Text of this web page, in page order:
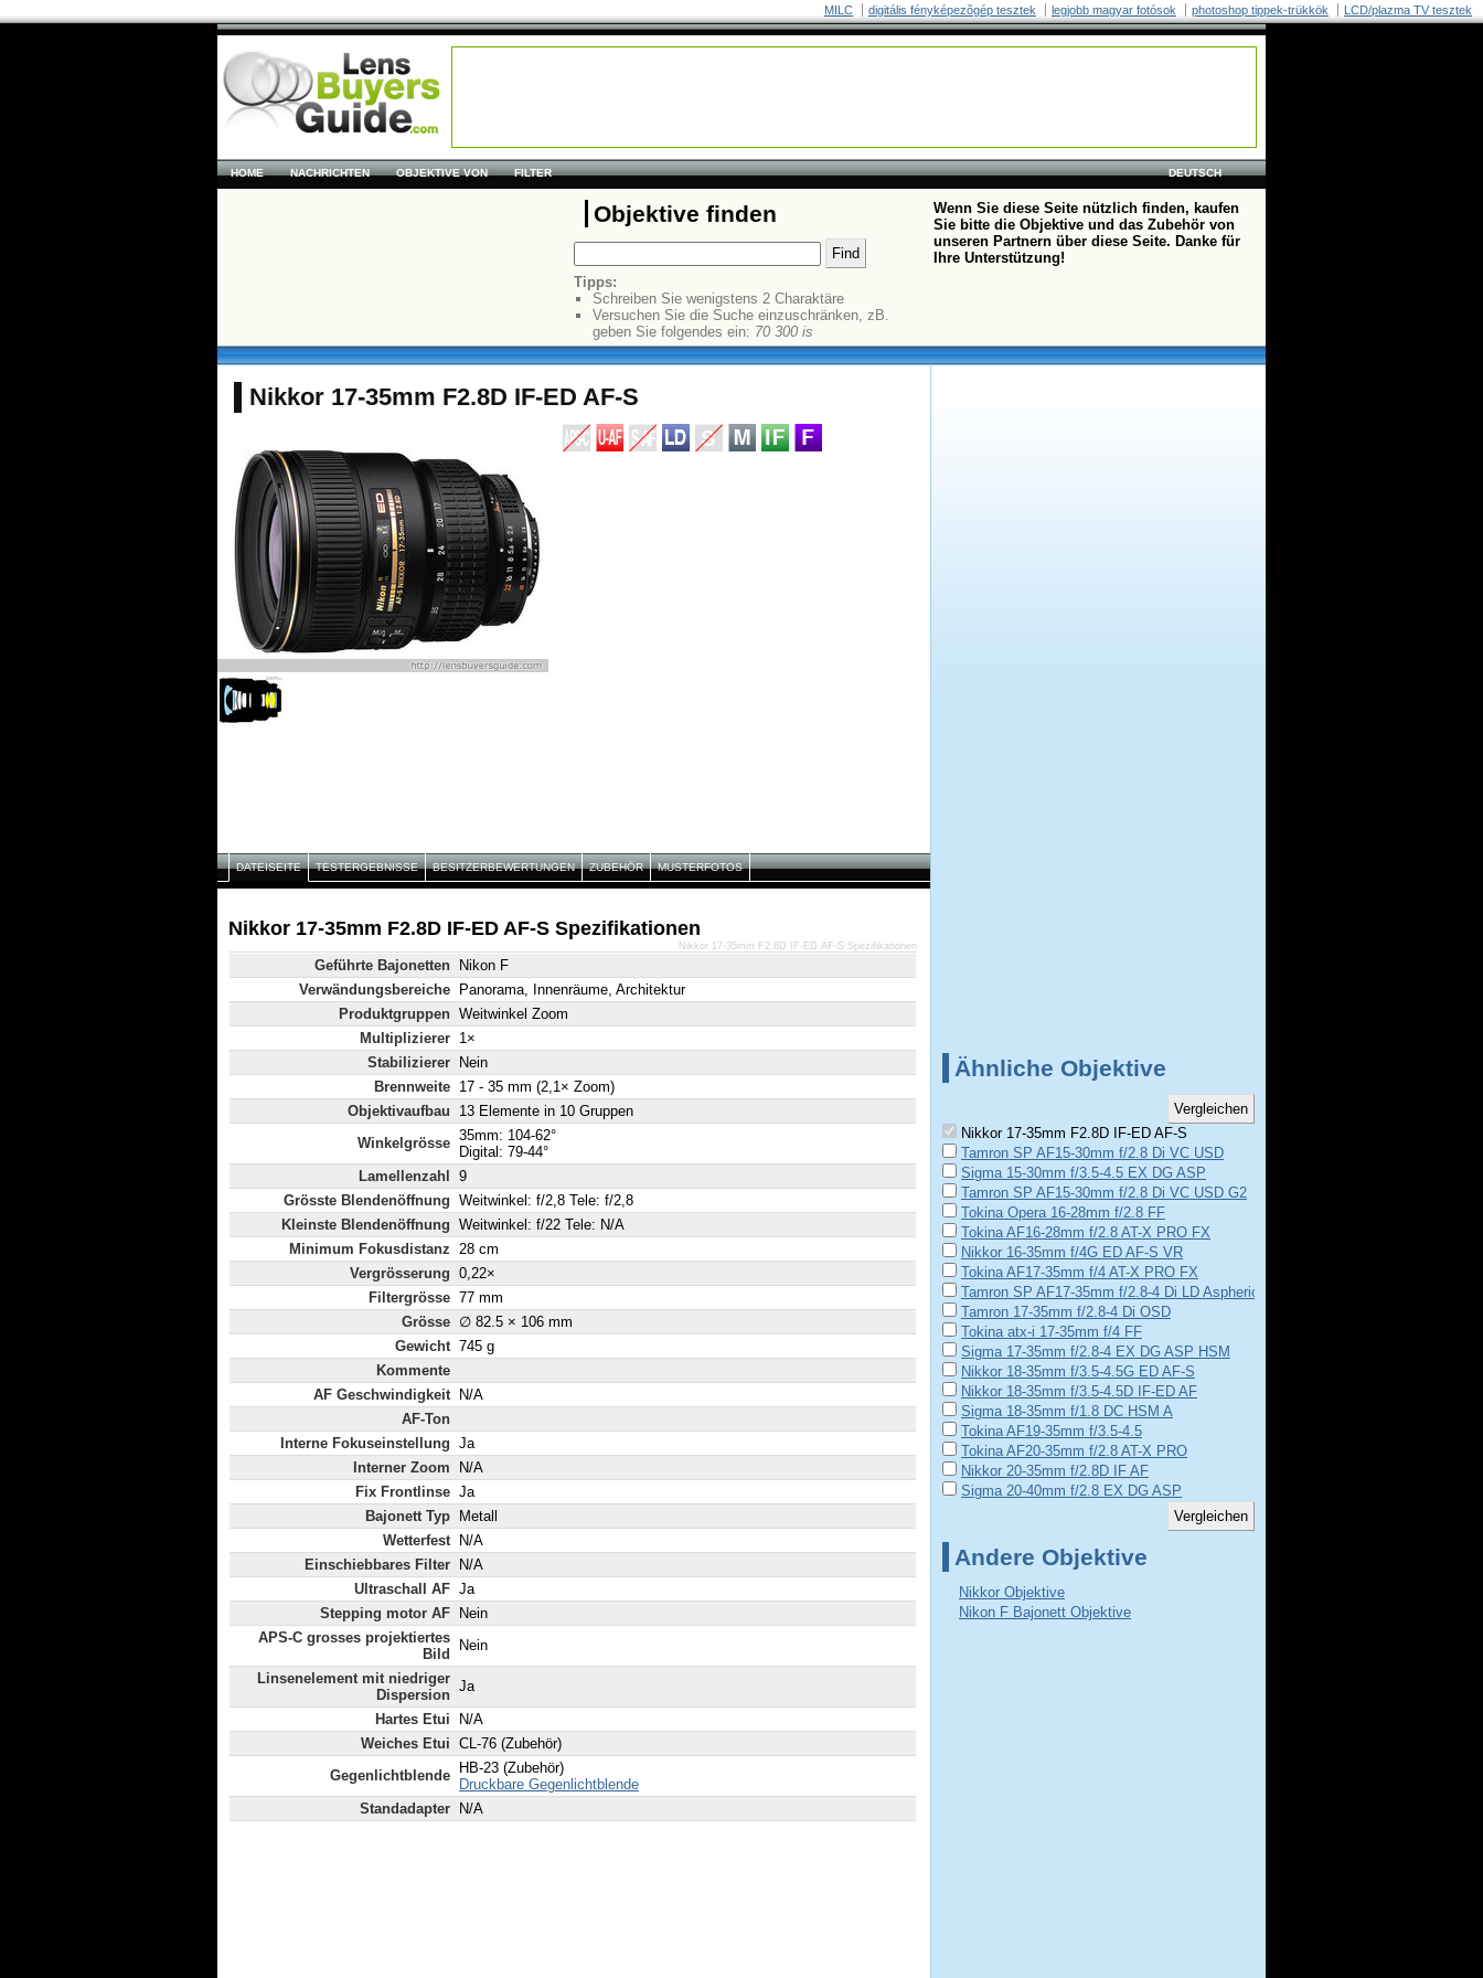
MILC digitális fényképezõgép tesztek legjobb magyar fotósok photoshop tippek-trükkök LCD/plazma TV tesztek
DEUTSCH
HOME NACHRICHTEN OBJEKTIVE VON FILTER
Objektive finden
Tipps:
Schreiben Sie wenigstens 2 Charaktäre
Versuchen Sie die Suche einzuschränken, zB.
geben Sie folgendes ein: 70 300 is
Wenn Sie diese Seite nützlich finden, kaufen
Sie bitte die Objektive und das Zubehör von
unseren Partnern über diese Seite. Danke für
Ihre Unterstützung!
Nikkor 17-35mm F2.8D IF-ED AF-S
DATEISEITE TESTERGEBNISSE BESITZERBEWERTUNGEN ZUBEHÖR MUSTERFOTOS
Nikkor 17-35mm F2.8D IF-ED AF-S Spezifikationen
Geführte Bajonetten
Nikon F
Verwändungsbereiche
Panorama, Innenräume, Architektur
Produktgruppen Weitwinkel Zoom
Multiplizierer 1×
Stabilizierer
Nein
Brennweite 17 - 35 mm (2,1× Zoom)
Objektivaufbau
13 Elemente in 10 Gruppen
Winkelgrösse 35mm: 104-62°
Digital: 79-44°
Lamellenzahl
9
Grösste Blendenöffnung Weitwinkel: f/2,8 Tele: f/2,8
Kleinste Blendenöffnung Weitwinkel: f/22 Tele: N/A
Minimum Fokusdistanz 28 cm
Vergrösserung 0,22×
Filtergrösse 77 mm
Grösse ∅ 82.5 × 106 mm
Gewicht 745 g
Kommente
AF Geschwindigkeit
N/A
AF-Ton
Interne Fokuseinstellung Ja
Interner Zoom
N/A
Fix Frontlinse Ja
Bajonett Typ
Metall
Wetterfest
N/A
Einschiebbares Filter
N/A
Ultraschall AF Ja
Stepping motor AF
Nein
APS-C grosses projektiertes
Bild
Nein
Linsenelement mit niedriger
Dispersion
Ja
Hartes Etui
N/A
Weiches Etui CL-76 (Zubehör)
Gegenlichtblende
HB-23 (Zubehör)
Druckbare Gegenlichtblende
Standadapter
N/A
Nikkor 17-35mm F2.8D IF-ED AF-S Spezifikationen
Ähnliche Objektive
Nikkor 17-35mm F2.8D IF-ED AF-S
Tamron SP AF15-30mm f/2.8 Di VC USD
Sigma 15-30mm f/3.5-4.5 EX DG ASP
Tamron SP AF15-30mm f/2.8 Di VC USD G2
Tokina Opera 16-28mm f/2.8 FF
Tokina AF16-28mm f/2.8 AT-X PRO FX
Nikkor 16-35mm f/4G ED AF-S VR
Tokina AF17-35mm f/4 AT-X PRO FX
Tamron SP AF17-35mm f/2.8-4 Di LD Aspherical
Tamron 17-35mm f/2.8-4 Di OSD
Tokina atx-i 17-35mm f/4 FF
Sigma 17-35mm f/2.8-4 EX DG ASP HSM
Nikkor 18-35mm f/3.5-4.5G ED AF-S
Nikkor 18-35mm f/3.5-4.5D IF-ED AF
Sigma 18-35mm f/1.8 DC HSM A
Tokina AF19-35mm f/3.5-4.5
Tokina AF20-35mm f/2.8 AT-X PRO
Nikkor 20-35mm f/2.8D IF AF
Sigma 20-40mm f/2.8 EX DG ASP
Andere Objektive
Nikkor Objektive
Nikon F Bajonett Objektive